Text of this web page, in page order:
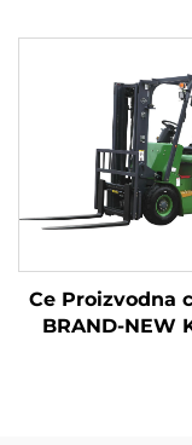
istovarom do
Ce Proizvodna
BRAND-NEW